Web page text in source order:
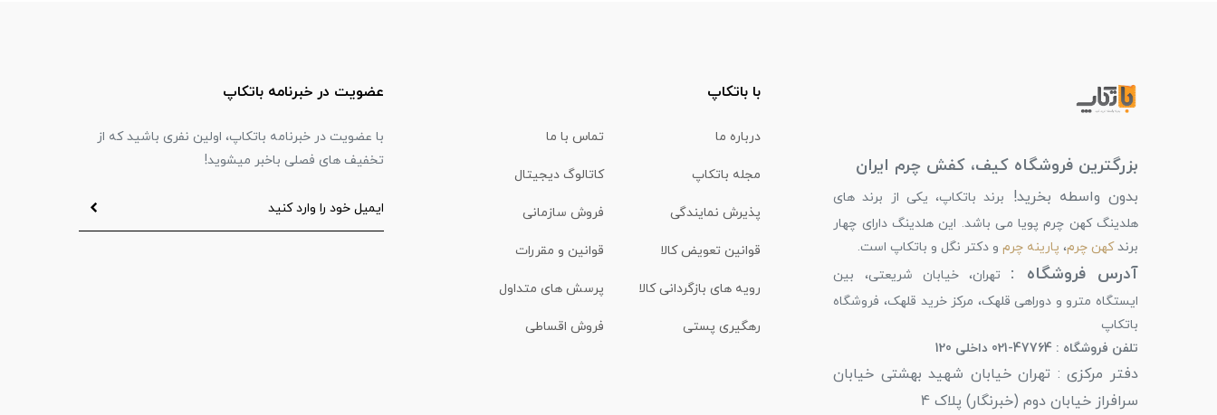
بزرگترین فروشگاه کیف، کفش چرم ایران
بدون واسطه بخرید!
برند باتکاپ، یکی از برند های
هلدینگ کهن چرم پویا می باشد. این هلدینگ دارای چهار
برندکهن چرم، پارینه چرم و دکتر نگل و باتکاپ است.
آدرس فروشگاه : تهران، خیابان شریعتی، بین
ایستگاه مترو و دوراهی قلهک، مرکز خرید قلهک، فروشگاه
باتکاپ
تلفن فروشگاه : 47764-021 داخلی 120
دفتر مرکزی : تهران خیابان شهید بهشتی خیابان
سرافراز خیابان دوم (خبرنگار) پلاک 4
با باتکاپ
درباره ما تماس با ما
مجله باتکاپ کاتالوگ دیجیتال
پذیرش نمایندگی فروش سازمانی
قوانین تعویض کالا قوانین و مقررات
رویه های بازگردانی کالا پرسش های متداول
رهگیری پستی فروش اقساطی
عضویت در خبرنامه باتکاپ
با عضویت در خبرنامه باتکاپ، اولین نفری باشید که از
تخفیف های فصلی باخبر میشوید!